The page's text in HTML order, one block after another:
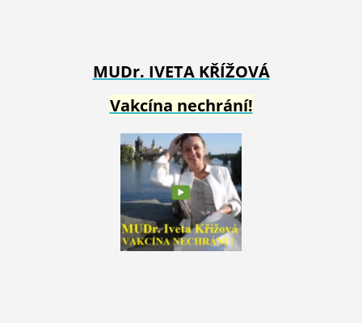
MUDr. IVETA KŘÍŽOVÁ
Vakcína nechrání!